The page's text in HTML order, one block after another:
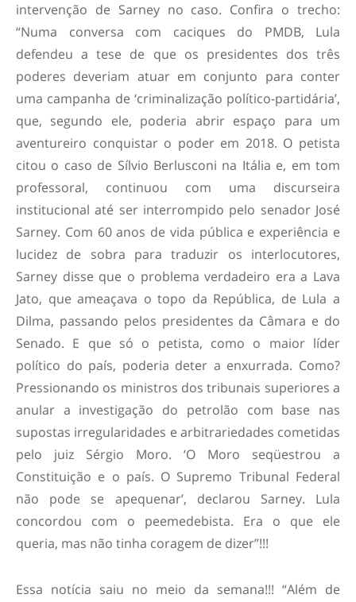
intervenção de Sarney no caso. Confira o trecho:
“Numa conversa com caciques do PMDB, Lula
defendeu a tese de que os presidentes dos três
poderes deveriam atuar em conjunto para conter
uma campanha de ‘criminalização político-partidária’,
que, segundo ele, poderia abrir espaço para um
aventureiro conquistar o poder em 2018. O petista
citou o caso de Sílvio Berlusconi na Itália e, em tom
professoral, continuou com uma discurseira
institucional até ser interrompido pelo senador José
Sarney. Com 60 anos de vida pública e experiência e
lucidez de sobra para traduzir os interlocutores,
Sarney disse que o problema verdadeiro era a Lava
Jato, que ameaçava o topo da República, de Lula a
Dilma, passando pelos presidentes da Câmara e do
Senado. E que só o petista, como o maior líder
político do país, poderia deter a enxurrada. Como?
Pressionando os ministros dos tribunais superiores a
anular a investigação do petrolão com base nas
supostas irregularidades e arbitrariedades cometidas
pelo juiz Sérgio Moro. ‘O Moro seqüestrou a
Constituição e o país. O Supremo Tribunal Federal
não pode se apequenar’, declarou Sarney. Lula
concordou com o peemedebista. Era o que ele
queria, mas não tinha coragem de dizer”!!!
Essa notícia saiu no meio da semana!!! “Além de